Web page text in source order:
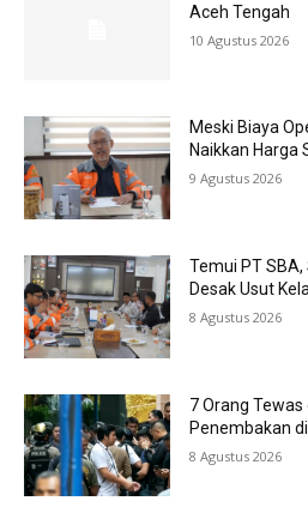
Aceh Tengah
10 Agustus 2026
Meski Biaya
Naikkan Harga
9 Agustus 2026
Temui PT
Desak Usut
8 Agustus 2026
7 Orang
Penembakan
8 Agustus 2026